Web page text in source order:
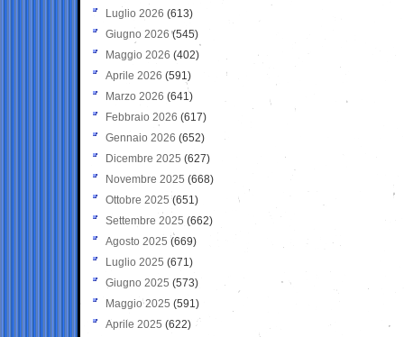
Luglio 2026 (613)
Giugno 2026 (545)
Maggio 2026 (402)
Aprile 2026 (591)
Marzo 2026 (641)
Febbraio 2026 (617)
Gennaio 2026 (652)
Dicembre 2025 (627)
Novembre 2025 (668)
Ottobre 2025 (651)
Settembre 2025 (662)
Agosto 2025 (669)
Luglio 2025 (671)
Giugno 2025 (573)
Maggio 2025 (591)
Aprile 2025 (622)